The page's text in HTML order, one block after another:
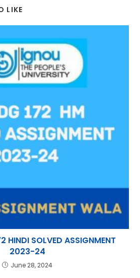
LIKE
HINDI SOLVED ASSIGNMENT
2023-24
June 28, 2024